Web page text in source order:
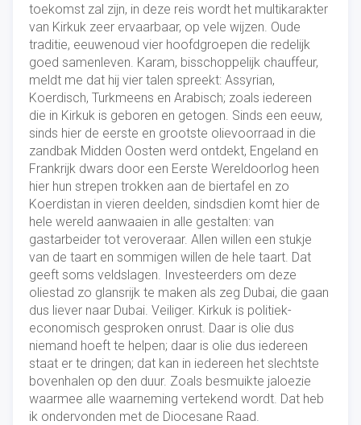
toekomst zal zijn, in deze reis wordt het multikarakter
van Kirkuk zeer ervaarbaar, op vele wijzen. Oude
traditie, eeuwenoud vier hoofdgroepen die redelijk
goed samenleven. Karam, bisschoppelijk chauffeur,
meldt me dat hij vier talen spreekt: Assyrian,
Koerdisch, Turkmeens en Arabisch; zoals iedereen
die in Kirkuk is geboren en getogen. Sinds een eeuw,
sinds hier de eerste en grootste olievoorraad in die
zandbak Midden Oosten werd ontdekt, Engeland en
Frankrijk dwars door een Eerste Wereldoorlog heen
hier hun strepen trokken aan de biertafel en zo
Koerdistan in vieren deelden, sindsdien komt hier de
hele wereld aanwaaien in alle gestalten: van
gastarbeider tot veroveraar. Allen willen een stukje
van de taart en sommigen willen de hele taart. Dat
geeft soms veldslagen. Investeerders om deze
oliestad zo glansrijk te maken als zeg Dubai, die gaan
dus liever naar Dubai. Veiliger. Kirkuk is politiek-
economisch gesproken onrust. Daar is olie dus
niemand hoeft te helpen; daar is olie dus iedereen
staat er te dringen; dat kan in iedereen het slechtste
bovenhalen op den duur. Zoals besmuikte jaloezie
waarmee alle waarneming vertekend wordt. Dat heb
ik ondervonden met de Diocesane Raad.